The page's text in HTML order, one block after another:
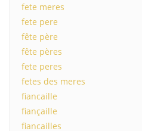
fete meres
fete pere
fête père
fête pères
fete peres
fetes des meres
fiancaille
fiançaille
fiancailles